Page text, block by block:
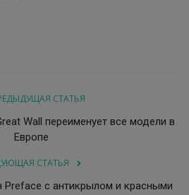
СТАТЬЯ
Wall переименует все модели в
Европе
СТАТЬЯ
Preface с антикрылом и красными